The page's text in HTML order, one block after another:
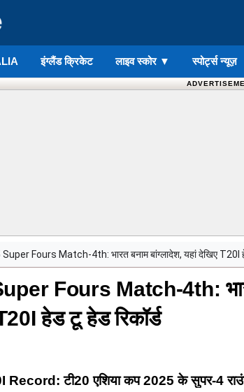
इंग्लैंड क्रिकेट लाइव स्कोर ▼ स्पोर्ट्स न्यूज़
Fours Match-4th: भारत बनाम बांग्लादेश, यहां देखिए T20I
Fours Match-4th:
हेड टू हेड रिकॉर्ड
टी20 एशिया कप 2025 के सुपर-4 राउंड